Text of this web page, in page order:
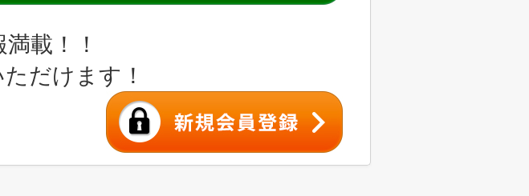
載！！
だけます！